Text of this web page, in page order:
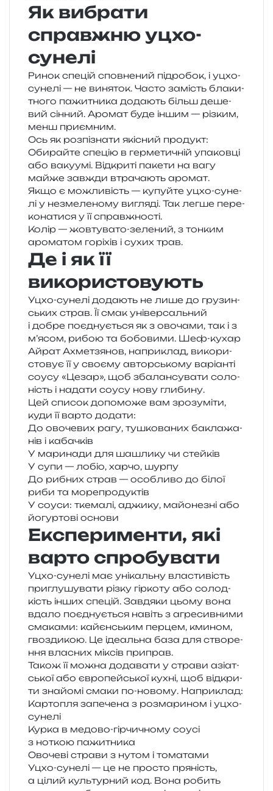
Як вибрати
справжню уцхо-
сунелі
Ринок спе­цій спов­не­ний під­ро­бок, і уцхо-
суне­лі — не виня­ток. Часто замість бла­ки­
тно­го пажи­тни­ка дода­ють більш деше­
вий сін­ний. Аромат буде іншим — різ­ким,
менш приємним.
Ось як роз­пі­зна­ти які­сний продукт:
Обирайте спе­цію в гер­ме­ти­чній упа­ков­ці
або ваку­у­мі. Відкриті паке­ти на вагу
майже зав­жди втра­ча­ють аромат.
Якщо є можли­вість — купуй­те уцхо-суне­
лі у незме­ле­но­му вигля­ді. Так легше пере­
ко­на­ти­ся у її справжності.
Колір — жов­ту­ва­то-зеле­ний, з тон­ким
аро­ма­том горі­хів і сухих трав.
Де і як її
використовують
Уцхо-суне­лі дода­ють не лише до гру­зин­
ських страв. Її смак уні­вер­саль­ний
і добре поєд­ну­є­ться як з ово­ча­ми, так і з
м’ясом, рибою та бобо­ви­ми. Шеф-кухар
Айрат Ахметзянов, напри­клад, вико­ри­
сто­вує її у сво­є­му автор­сько­му варі­ан­ті
соусу «Цезар», щоб зба­лан­су­ва­ти соло­
ність і нада­ти соусу нову глибину.
Цей спи­сок допо­мо­же вам зро­зу­мі­ти,
куди її варто додати:
До ово­че­вих рагу, тушко­ва­них бакла­жа­
нів і кабачків
У мари­на­ди для шашли­ку чи стейків
У супи — лобіо, харчо, шурпу
До рибних страв — осо­бли­во до білої
риби та морепродуктів
У соуси: тке­ма­лі, аджи­ку, майо­не­зні або
йогур­то­ві основи
Експерименти, які
варто спробувати
Уцхо-суне­лі має уні­каль­ну вла­сти­вість
при­глу­шу­ва­ти різку гір­ко­ту або солод­
кість інших спе­цій. Завдяки цьому вона
вдало поєд­ну­є­ться навіть з агре­сив­ни­ми
сма­ка­ми: кайєн­ським пер­цем, кми­ном,
гво­зди­кою. Це іде­аль­на база для ство­ре­
н­ня вла­сних міксів приправ.
Також її можна дода­ва­ти у стра­ви азі­ат­
ської або євро­пей­ської кухні, щоб від­кри­
ти зна­йо­мі смаки по-ново­му. Наприклад:
Картопля запе­че­на з роз­ма­ри­ном і уцхо-
сунелі
Курка в медо­во-гір­чи­чно­му соусі
з ноткою пажитника
Овочеві стра­ви з нутом і томатами
Уцхо-суне­лі — це не про­сто пря­ність,
а цілий куль­тур­ний код. Вона робить